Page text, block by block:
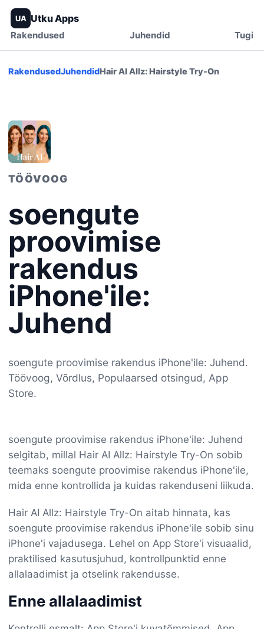
UA Utku Apps
Rakendused Juhendid Tugi
RakendusedJuhendidHair AI Allz: Hairstyle Try-On
TÖÖVOOG
soengute
proovimise
rakendus
iPhone'ile:
Juhend
soengute proovimise rakendus iPhone'ile: Juhend.
Töövoog, Võrdlus, Populaarsed otsingud, App
Store.
soengute proovimise rakendus iPhone'ile: Juhend
selgitab, millal Hair AI Allz: Hairstyle Try-On sobib
teemaks soengute proovimise rakendus iPhone'ile,
mida enne kontrollida ja kuidas rakenduseni liikuda.
Hair AI Allz: Hairstyle Try-On aitab hinnata, kas
soengute proovimise rakendus iPhone'ile sobib sinu
iPhone'i vajadusega. Lehel on App Store'i visuaalid,
praktilised kasutusjuhud, kontrollpunktid enne
allalaadimist ja otselink rakendusse.
Enne allalaadimist